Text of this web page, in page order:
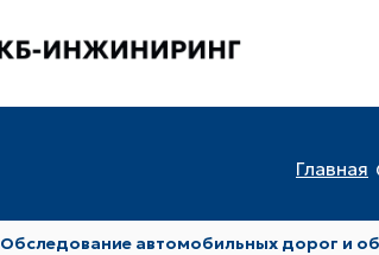
Главная
Обследование автомобильных дорог и